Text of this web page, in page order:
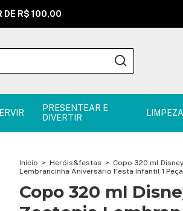
DE R$ 100,00
PRESENTEAR E
DIVERTIR
LIMPEZA
Início > Heróis&festas > Copo 320 ml
Lembrancinha Aniversário Festa Infantil 1
Copo 320 ml